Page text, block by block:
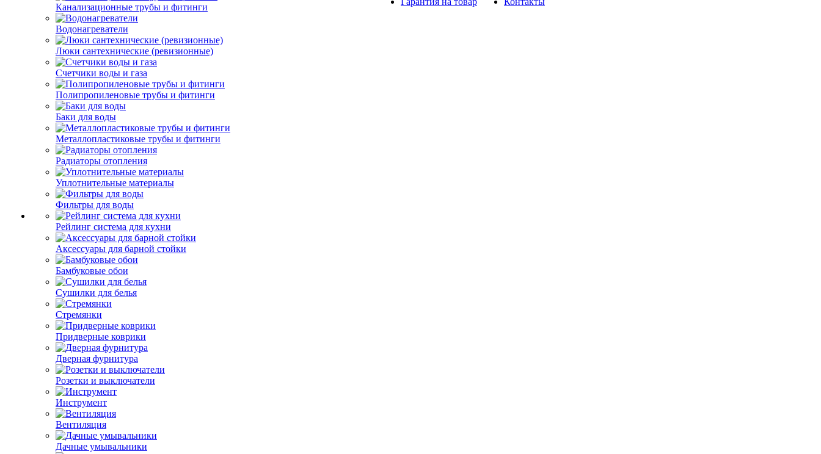
Канализационные трубы и фитинги
Водонагреватели
Люки сантехнические (ревизионные)
Счетчики воды и газа
Полипропиленовые трубы и фитинги
Баки для воды
Металлопластиковые трубы и фитинги
Радиаторы отопления
Уплотнительные материалы
Фильтры для воды
Рейлинг система для кухни
Аксессуары для барной стойки
Бамбуковые обои
Сушилки для белья
Стремянки
Придверные коврики
Дверная фурнитура
Розетки и выключатели
Инструмент
Вентиляция
Дачные умывальники